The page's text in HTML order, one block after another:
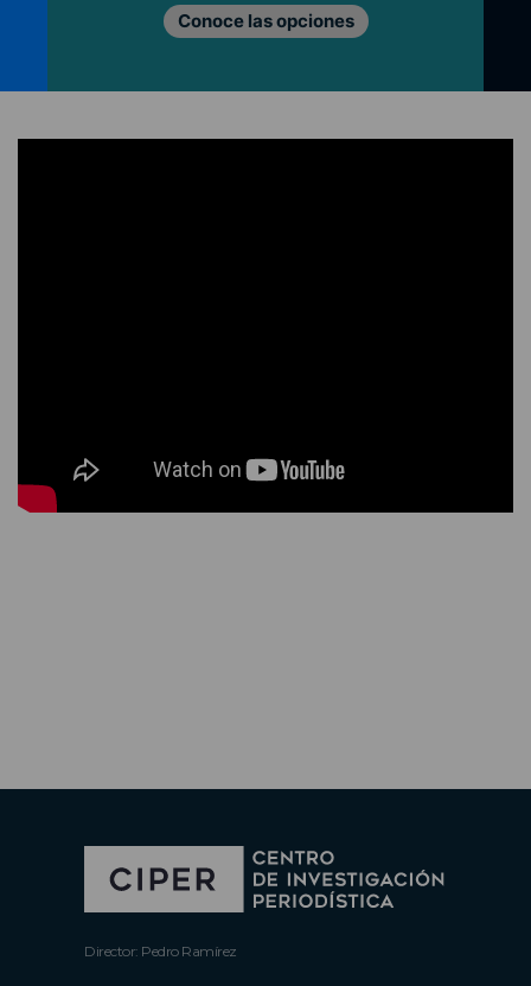
Conoce las opciones
Director: Pedro Ramírez